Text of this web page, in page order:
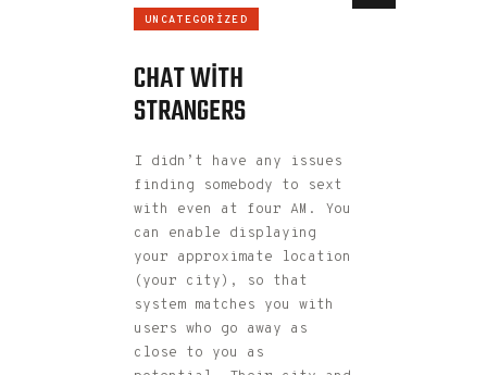
UNCATEGORIZED
CHAT WITH
STRANGERS
I didn’t have any issues
finding somebody to sext
with even at four AM. You
can enable displaying
your approximate location
(your city), so that
system matches you with
users who go away as
close to you as